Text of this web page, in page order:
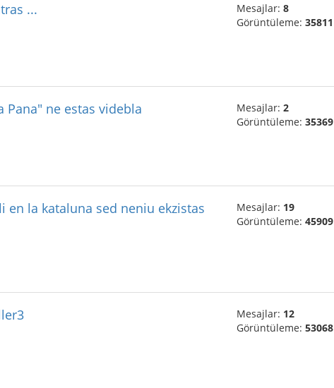
... Mesajlar: 8
Görüntüleme: 35811
Pana" ne estas videbla Mesajlar: 2
Görüntüleme: 35369
la kataluna sed neniu ekzistas
Mesajlar: 19
Görüntüleme: 45909
Mesajlar: 12
Görüntüleme: 53068